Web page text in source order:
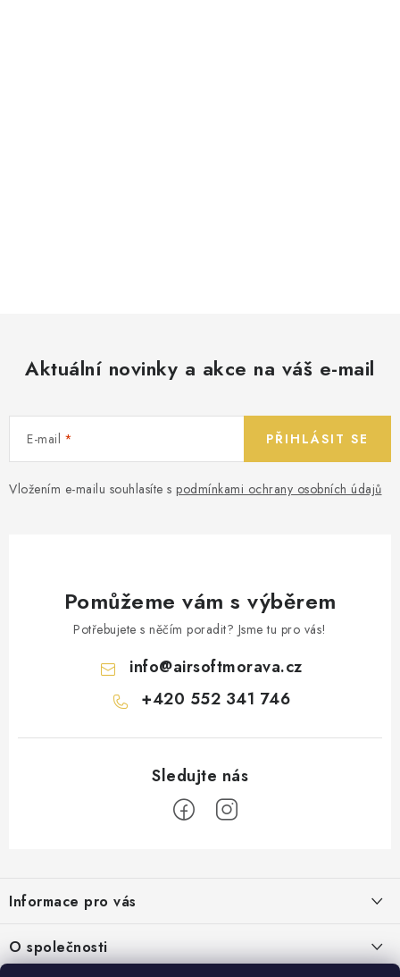
Aktuální novinky a akce na váš e-mail
E-mail
Vložením e-mailu souhlasíte s podmínkami ochrany osobních údajů
PŘIHLÁSIT SE
Pomůžeme vám s výběrem
Potřebujete s něčím poradit? Jsme tu pro vás!
info@airsoftmorava.cz
+420 552 341 746
p
a
t
Informace pro vás
Podmínky ochrany osobních údajů
O společnosti